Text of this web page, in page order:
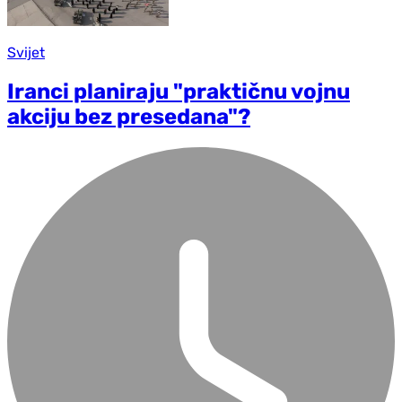
Svijet
Iranci planiraju "praktičnu vojnu
akciju bez presedana"?